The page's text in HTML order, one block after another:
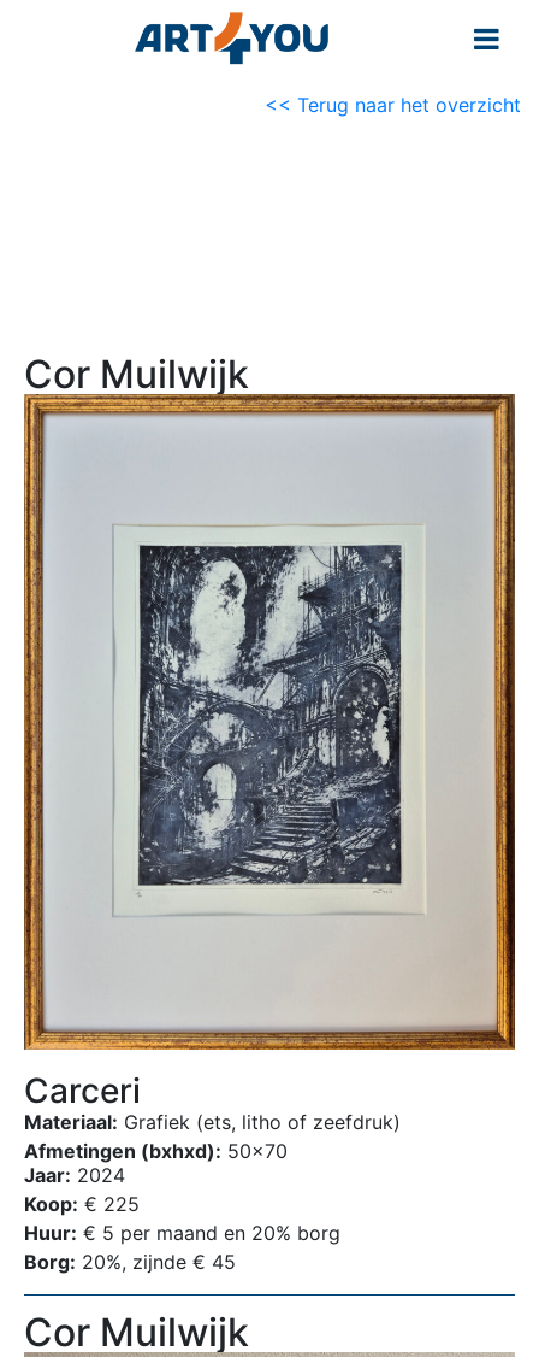
<< Terug naar het overzicht
Cor Muilwijk
Carceri
Materiaal: Grafiek (ets, litho of zeefdruk)
Afmetingen (bxhxd): 50×70
Jaar: 2024
Koop: € 225
Huur: € 5 per maand en 20% borg
Borg: 20%, zijnde € 45
Cor Muilwijk